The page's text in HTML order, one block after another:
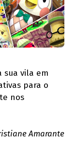
sua vila em
para o
nos
Amarante